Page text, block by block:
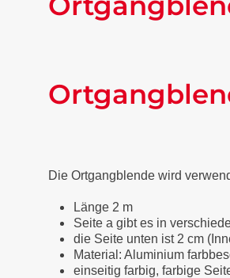
Die Ortgangblende wird
Länge 2 m
Seite a gibt es in
die Seite unten ist 2 cm
Material: Aluminium
einseitig farbig, farbige